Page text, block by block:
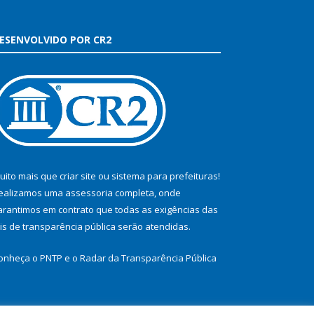
POR CR2
mais que criar site ou sistema para prefeituras!
uma assessoria completa, onde
em contrato que todas as exigências das
de transparência pública serão atendidas.
o PNTP e o Radar da Transparência Pública